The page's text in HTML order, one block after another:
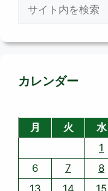
カレンダー
月
火 水
1
6
7 8
13
14 15